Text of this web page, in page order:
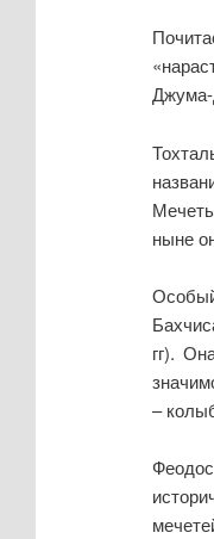
Джума-
ныне
гг).
–